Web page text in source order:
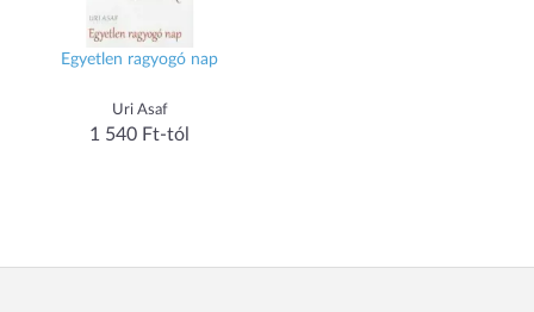
Egyetlen ragyogó nap
Uri Asaf
1 540 Ft-tól